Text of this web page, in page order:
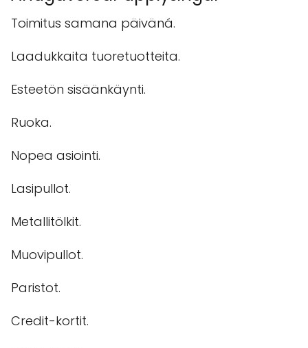
Toimitus samana päiväná.
Laadukkaita tuoretuotteita.
Esteetön sisäänkäynti.
Ruoka.
Nopea asiointi.
Lasipullot.
Metallitölkit.
Muovipullot.
Paristot.
Credit-kortit.